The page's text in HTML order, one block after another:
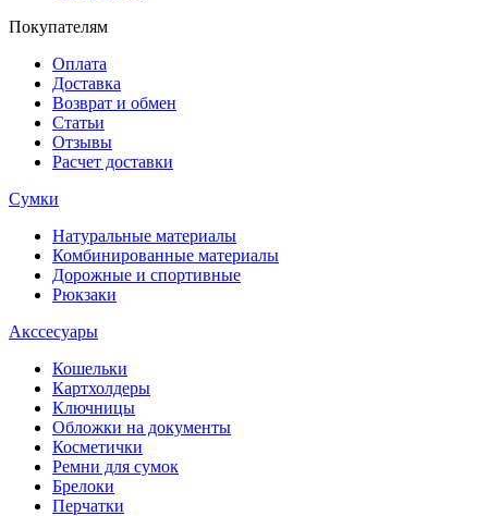
Покупателям
Оплата
Доставка
Возврат и обмен
Статьи
Отзывы
Расчет доставки
Сумки
Натуральные материалы
Комбинированные материалы
Дорожные и спортивные
Рюкзаки
Акссесуары
Кошельки
Картхолдеры
Ключницы
Обложки на документы
Косметички
Ремни для сумок
Брелоки
Перчатки